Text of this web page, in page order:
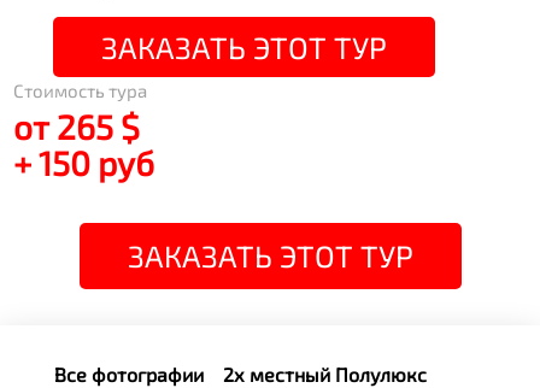
ЗАКАЗАТЬ ЭТОТ ТУР
Стоимость тура
от 265 $
+ 150 руб
ЗАКАЗАТЬ ЭТОТ ТУР
Все фотографии 2х местный Полулюкс